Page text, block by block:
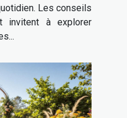
Les conseils
invitent à explorer